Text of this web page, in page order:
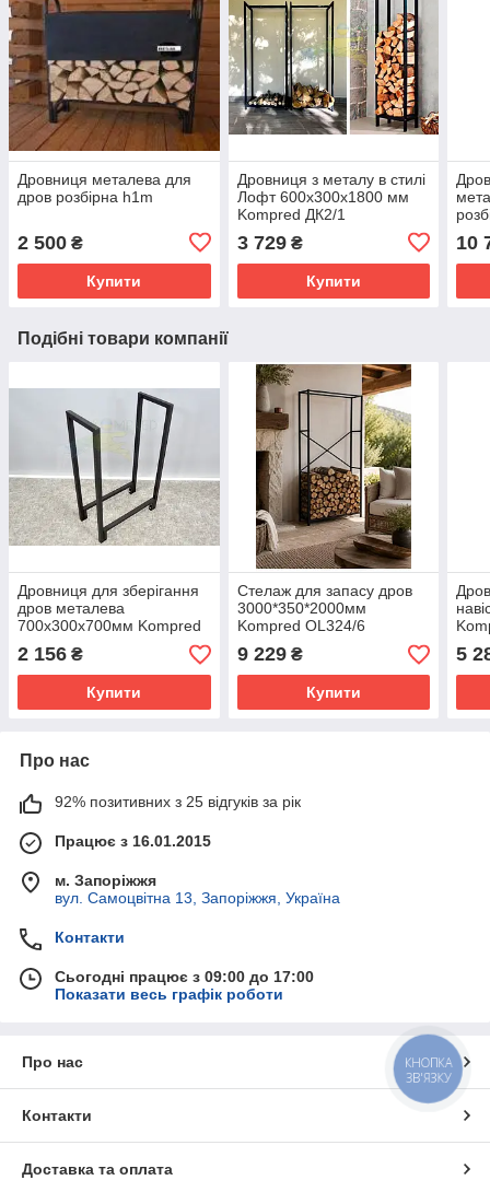
Дровниця металева для
дров розбірна h1m
2 500 ₴
Купити
Дровниця з металу в стилі
Лофт 600х300х1800 мм
Kompred ДК2/1
3 729₴
Купити
10
Подібні товари компанії
Дровниця для зберігання
дров металева
700х300х700мм Kompred
OL466/5
2 156 ₴
Купити
Стелаж для запасу дров
3000*350*2000мм
Kompred OL324/6
9 229₴
Купити
5
Про нас
92% позитивних з 25 відгуків за рік
Працює з 16.01.2015
м. Запоріжжя
вул. Самоцвітна 13, Запоріжжя, Україна
Контакти
Сьогодні працює з 09:00 до 17:00
Показати весь графік роботи
Про нас
Контакти
Доставка та оплата
КНОПКА
ЗВ'ЯЗКУ